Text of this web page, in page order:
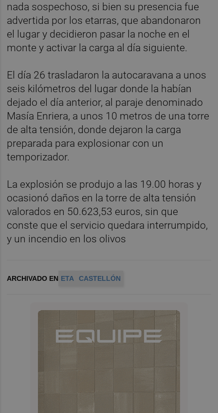
nada sospechoso, si bien su presencia fue
advertida por los etarras, que abandonaron
el lugar y decidieron pasar la noche en el
monte y activar la carga al día siguiente.
El día 26 trasladaron la autocaravana a unos
seis kilómetros del lugar donde la habían
dejado el día anterior, al paraje denominado
Masía Enriera, a unos 10 metros de una torre
de alta tensión, donde dejaron la carga
preparada para explosionar con un
temporizador.
La explosión se produjo a las 19.00 horas y
ocasionó daños en la torre de alta tensión
valorados en 50.623,53 euros, sin que
conste que el servicio quedara interrumpido,
y un incendio en los olivos
ARCHIVADO EN ETA CASTELLÓN